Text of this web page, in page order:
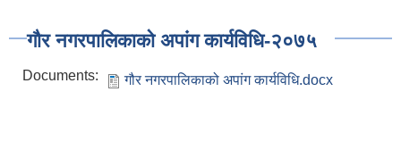
गौर नगरपालिकाको अपांग कार्यविधि-२०७५
Documents: गौर नगरपालिकाको अपांग कार्यविधि.docx